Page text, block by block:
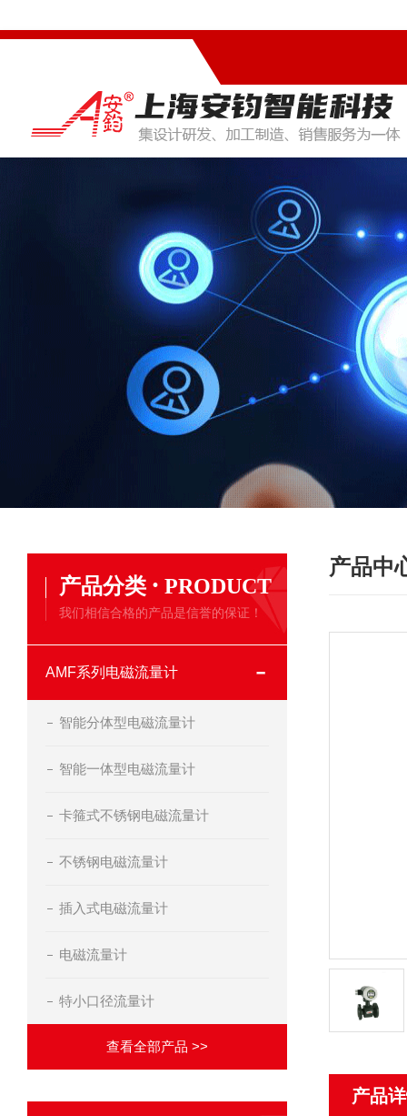
产品分类 · PRODUCT
我们相信合格的产品是信誉的保证！
AMF系列电磁流量计
智能分体型电磁流量计
智能一体型电磁流量计
卡箍式不锈钢电磁流量计
不锈钢电磁流量计
插入式电磁流量计
电磁流量计
特小口径流量计
查看全部产品 >>
产品中
产品